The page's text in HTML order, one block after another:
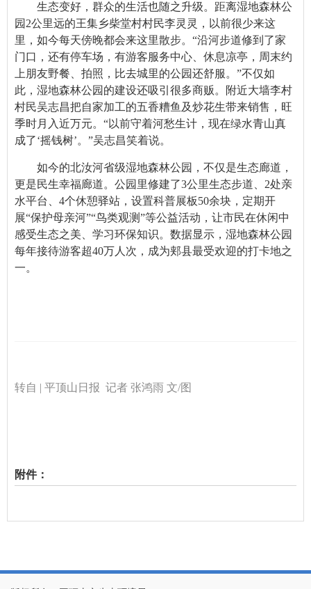
生态变好，群众的生活也随之升级。距离湿地森林公
园2公里远的王集乡柴堂村村民李灵灵，以前很少来这
里，如今每天傍晚都会来这里散步。“沿河步道修到了家
门口，还有停车场，有游客服务中心、休息凉亭，周末约
上朋友野餐、拍照，比去城里的公园还舒服。”不仅如
此，湿地森林公园的建设还吸引很多商贩。附近大墙李村
村民吴志昌把自家加工的五香糟鱼及炒花生带来销售，旺
季时月入近万元。“以前守着河愁生计，现在绿水青山真
成了‘摇钱树’。”吴志昌笑着说。
如今的北汝河省级湿地森林公园，不仅是生态廊道，
更是民生幸福廊道。公园里修建了3公里生态步道、2处亲
水平台、4个休憩驿站，设置科普展板50余块，定期开
展“保护母亲河”“鸟类观测”等公益活动，让市民在休闲中
感受生态之美、学习环保知识。数据显示，湿地森林公园
每年接待游客超40万人次，成为郏县最受欢迎的打卡地之
一。
转自 | 平顶山日报 记者 张鸿雨 文/图
附件：